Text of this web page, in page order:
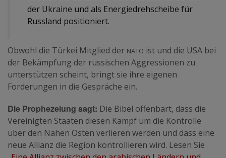
der Ukraine und als Energiedrehscheibe für
Russland positioniert.
Obwohl die Türkei Mitglied der Nato ist und die USA bei
der Bekämpfung der russischen Aggressionen zu
unterstützen scheint, bringt sie ihre eigenen
Forderungen in die Gespräche ein.
Die Prophezeiung sagt: Die Bibel offenbart, dass die
Vereinigten Staaten diesen Kampf um die Kontrolle
über den Nahen Osten verlieren werden und dass eine
neue Allianz die Region kontrollieren wird. Lesen Sie